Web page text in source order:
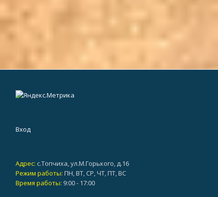
Вход
Адрес: с.Топчиха, ул.М.Горького, д.16
Режим работы: ПН, ВТ, СР, ЧТ, ПТ, ВС
Время работы: 9:00 - 17:00